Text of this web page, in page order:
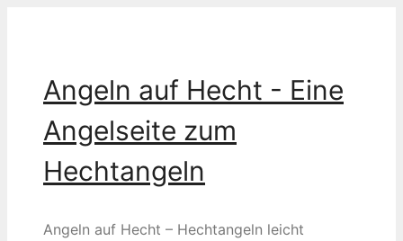
Angeln auf Hecht - Eine
Angelseite zum
Hechtangeln
Angeln auf Hecht – Hechtangeln leicht